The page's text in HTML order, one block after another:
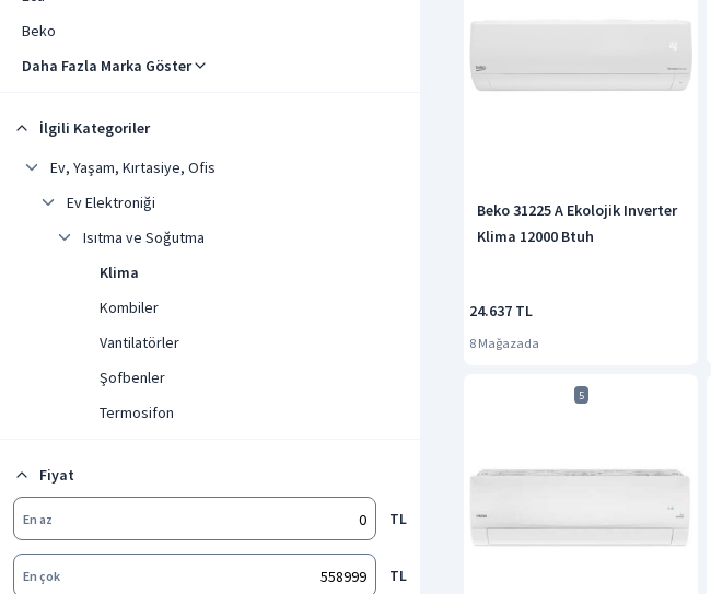
Beko
Daha Fazla Marka Göster
İlgili Kategoriler
Ev, Yaşam, Kırtasiye, Ofis
Ev Elektroniği
Isıtma ve Soğutma
Klima
Kombiler
Vantilatörler
Şofbenler
Termosifon
Fiyat
En az TL
En çok TL
Beko 31225 A Ekolojik Inverter
Klima 12000 Btuh
24.637 TL
8 Mağazada
5